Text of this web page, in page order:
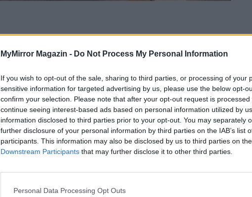
MyMirror Magazin - Do Not Process My Personal Information
If you wish to opt-out of the sale, sharing to third parties, or processing of your
sensitive information for targeted advertising by us, please use the below opt-
confirm your selection. Please note that after your opt-out request is processed
continue seeing interest-based ads based on personal information utilized by
information disclosed to third parties prior to your opt-out. You may separately
further disclosure of your personal information by third parties on the IAB’s list
participants. This information may also be disclosed by us to third parties on the
Downstream Participants that may further disclose it to other third parties.
Personal Data Processing Opt Outs